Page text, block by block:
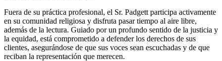
Fuera de su práctica profesional, el Sr. Padgett participa activamente
en su comunidad religiosa y disfruta pasar tiempo al aire libre,
además de la lectura. Guiado por un profundo sentido de la justicia y
la equidad, está comprometido a defender los derechos de sus
clientes, asegurándose de que sus voces sean escuchadas y de que
reciban la representación que merecen.